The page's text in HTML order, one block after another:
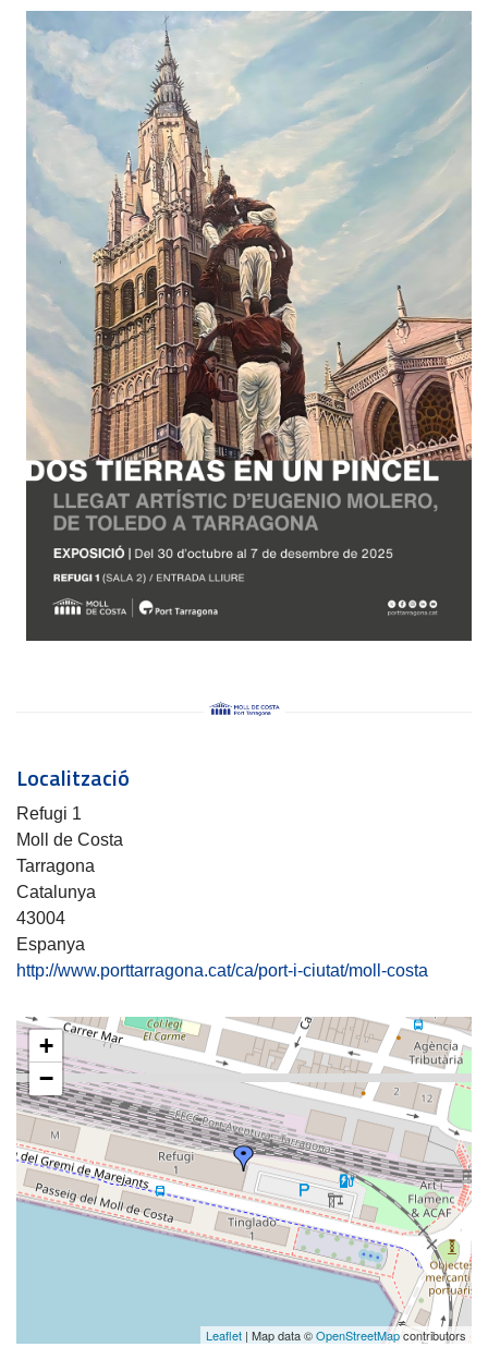
Localització
Refugi 1
Moll de Costa
Tarragona
Catalunya
43004
Espanya
http://www.porttarragona.cat/ca/port-i-ciutat/moll-costa
+
−
Leaflet | Map data ©OpenStreetMapcontributors